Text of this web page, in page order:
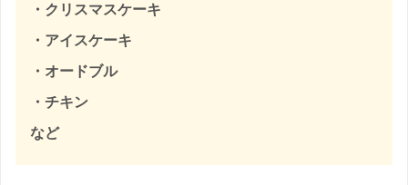
・クリスマスケーキ
・アイスケーキ
・オードブル
・チキン
など